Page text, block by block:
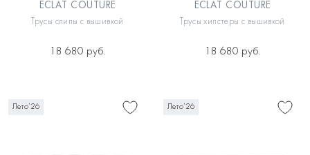
ECLAT COUTURE
Трусы слипы с вышивкой
18 680 руб.
ECLAT COUTURE
Трусы хипстеры с вышивкой
18 680 руб.
Лето’26 Лето’26